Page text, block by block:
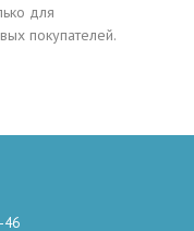
для
покупателей.
46